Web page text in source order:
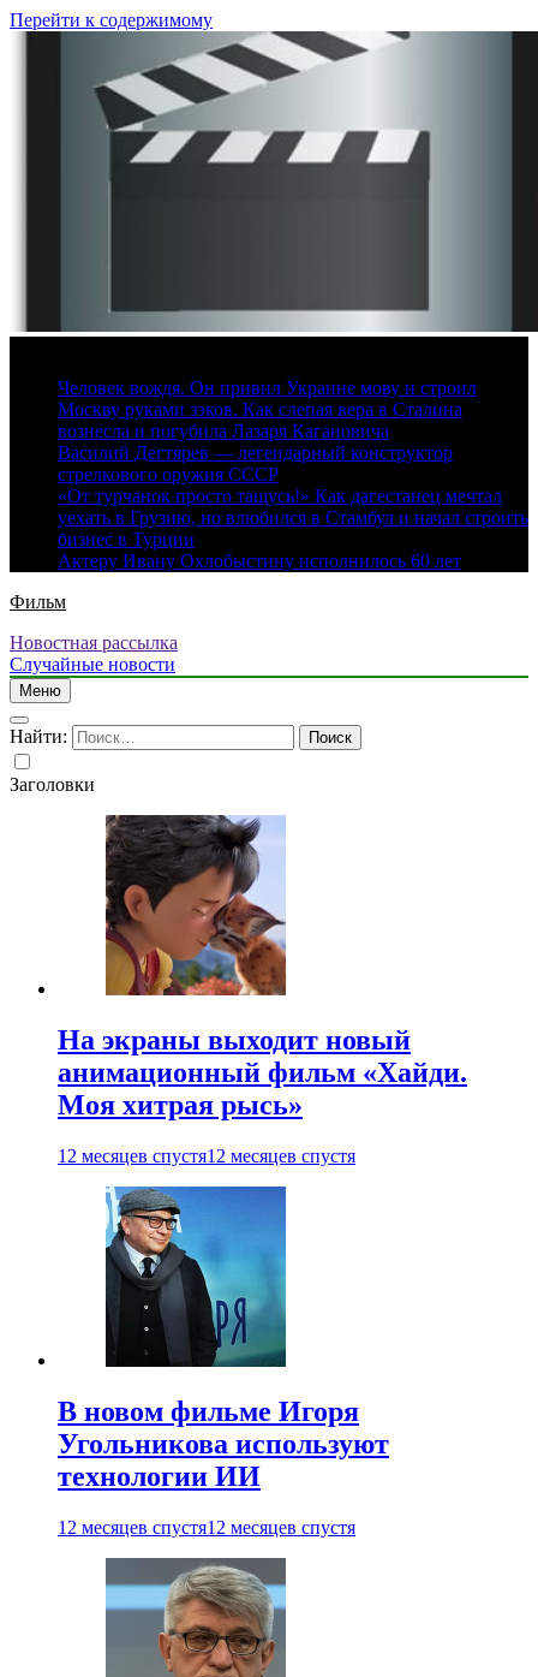
Перейти к содержимому
Человек вождя. Он привил Украине мову и строил
Москву руками зэков. Как слепая вера в Сталина
вознесла и погубила Лазаря Кагановича
Василий Дегтярев — легендарный конструктор
стрелкового оружия СССР
«От турчанок просто тащусь!» Как дагестанец мечтал
уехать в Грузию, но влюбился в Стамбул и начал строить
бизнес в Турции
Актеру Ивану Охлобыстину исполнилось 60 лет
Фильм
Новостная рассылка
Случайные новости
Меню
Найти:
Заголовки
На экраны выходит новый
анимационный фильм «Хайди.
Моя хитрая рысь»
12 месяцев спустя12 месяцев спустя
В новом фильме Игоря
Угольникова используют
технологии ИИ
12 месяцев спустя12 месяцев спустя